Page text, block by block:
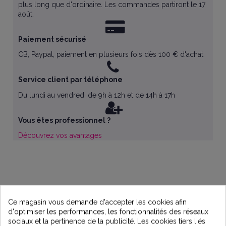
plus long que d'ordinaire. Les commandes partiront le 17
août.
Paiement sécurisé
CB, Paypal, paiement en plusieurs fois dès 100 € d'achat
Service client par téléphone
Du lundi au vendredi de 9h à 12h et de 14h à 17h
Vous êtes professionnel ?
Découvrez vos avantages
Ce magasin vous demande d'accepter les cookies afin
d'optimiser les performances, les fonctionnalités des réseaux
sociaux et la pertinence de la publicité. Les cookies tiers liés